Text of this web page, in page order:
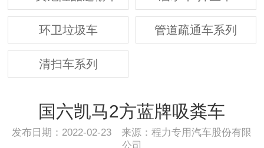
环卫垃圾车 管道疏通车系列
清扫车系列
国六凯马2方蓝牌吸粪车
发布日期：2022-02-23 来源：程力专用汽车股份有限
公司